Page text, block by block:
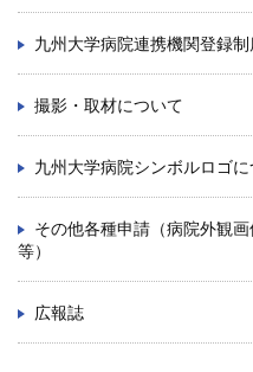
九州大学病院連携機関登録制
撮影・取材について
九州大学病院シンボルロゴに
その他各種申請（病院外観
等）
広報誌